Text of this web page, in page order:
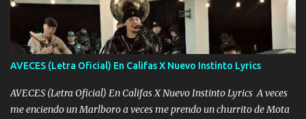
AVECES (Letra Oficial) En Califas X Nuevo Instinto Lyrics
AVECES (Letra Oficial) En Califas X Nuevo Instinto Lyrics A veces
me enciendo un Marlboro a veces me prendo un churrito de Mota